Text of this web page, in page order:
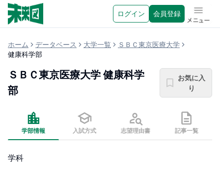
ログイン 会員登録 メニュ
ホーム データベース 大学一覧
ＳＢＣ東京医療大学
健康科学部
ＳＢＣ東京医療大学 健康科学
部
お気に入
り
学部情報 入試方式 志望理由書 記事一覧
学科